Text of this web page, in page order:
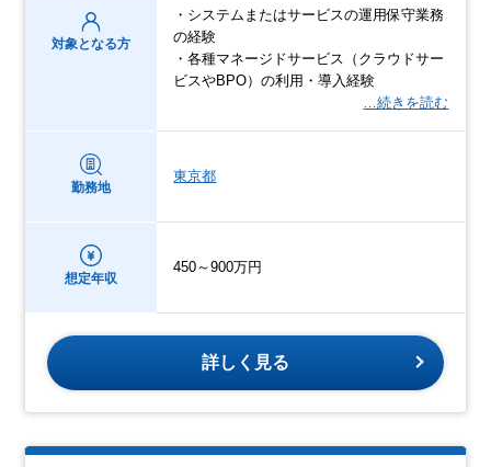
対象となる方
・システムまたはサービスの運用保守業務
の経験
・各種マネージドサービス（クラウドサー
ビスやBPO）の利用・導入経験
…続きを読む
勤務地
東京都
想定年収
450～900万円
詳しく見る